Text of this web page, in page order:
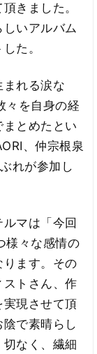
きました。
いアルバム
た。
れる涙な
々を自身の経
とめたとい
、仲宗根泉
れが参加し
マは「今回
様々な感情の
ます。その
トさん、作
現させて頂
で素晴らし
なく、繊細